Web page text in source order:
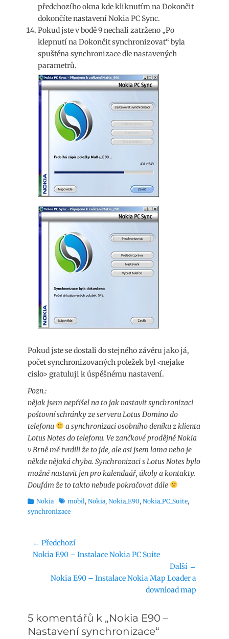
předchozího okna kde kliknutím na Dokončit
dokončíte nastavení Nokia PC Sync.
Pokud jste v bodě 9 nechali zatrženo „Po
klepnutí na Dokončit synchronizovat“ byla
spuštěna synchronizace dle nastavených
parametrů.
Pokud jste se dostali do stejného závěru jako já,
počet synchronizovaných poležek byl <nejake
cislo> gratuluji k úspěšnému nastavení.
Pozn.:
nějak jsem nepřišel na to jak nastavit synchronizaci
poštovní schránky ze serveru Lotus Domino do
telefonu
a synchronizaci osobního deníku z klienta
Lotus Notes do telefonu. Ve zančkové prodějně Nokia
v Brně mě tvrdili že to jde, ale asi jsem lama nebo je
někde nějaká chyba. Synchronizaci s Lotus Notes bylo
možné nastavit jen pro kalendaář, úkoly a kontakty.
Doufám že to takto nebude pokračovat dále
Rubriky
Nokia Štítkymobil, Nokia, Nokia_E90, Nokia_PC_Suite,
synchronizace
Navigace
pro
← Předchozí
Předchozí
Nokia E90 – Instalace Nokia PC Suite
Další →
Následující
Nokia E90 – Instalace Nokia Map Loader a
download map
5 komentářů k „Nokia E90 –
Nastavení synchronizace“